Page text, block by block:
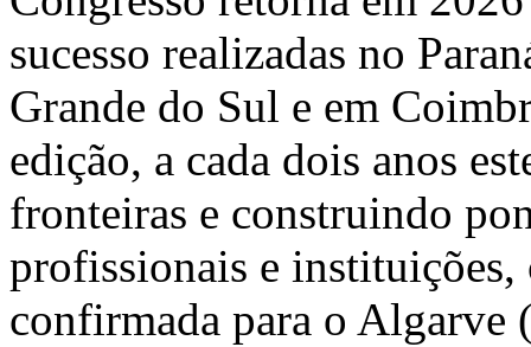
sucesso realizadas no
Grande do Sul e em
edição, a cada dois anos
fronteiras e construindo
profissionais e
confirmada para o Algarve